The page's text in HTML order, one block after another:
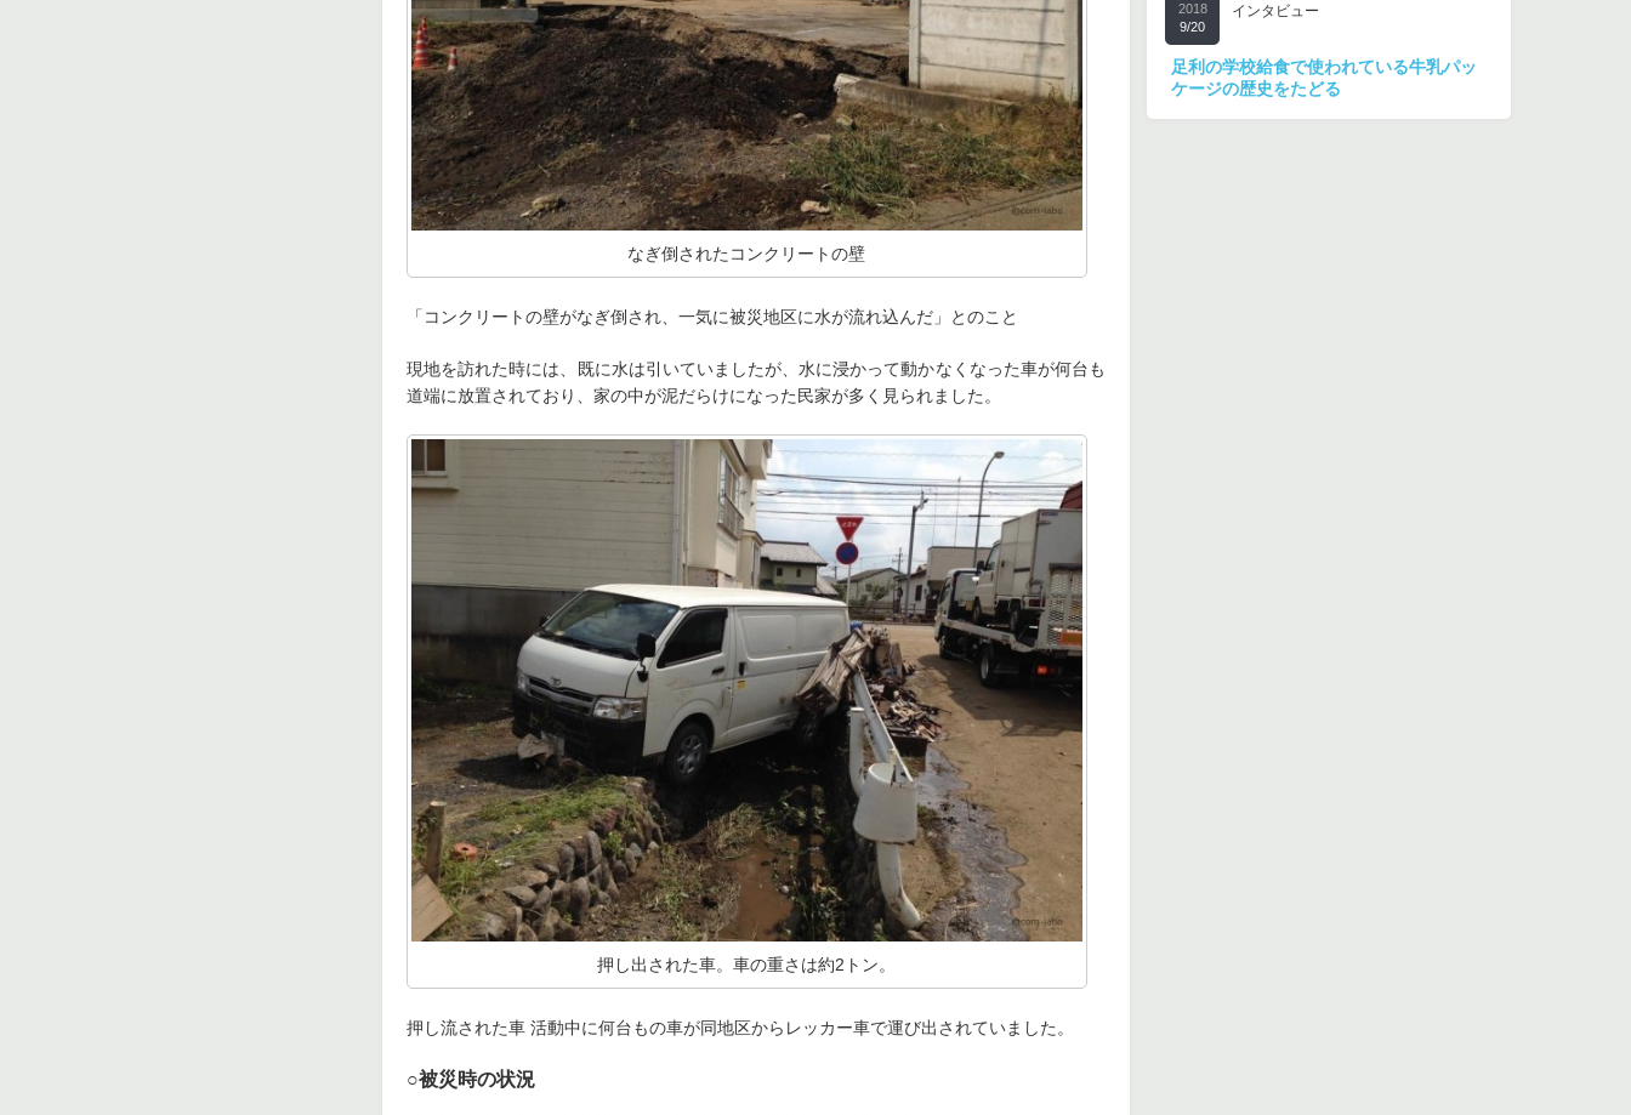
なぎ倒されたコンクリートの壁
「コンクリートの壁がなぎ倒され、一気に被災地区に水が流れ込んだ」とのこと
現地を訪れた時には、既に水は引いていましたが、水に浸かって動かなくなった車が何台も
道端に放置されており、家の中が泥だらけになった民家が多く見られました。
押し出された車。車の重さは約2トン。
押し流された車 活動中に何台もの車が同地区からレッカー車で運び出されていました。
○被災時の状況
2018
9/20
インタビュー
足利の学校給食で使われている牛乳パッ
ケージの歴史をたどる